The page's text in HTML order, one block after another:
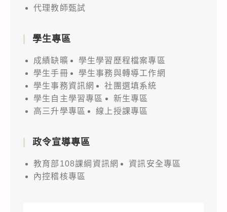
代理教師甄試
學生專區
成績缺曠
學生學習歷程檔案專區
學生手冊
學生事務與轉導工作網
學生事務資訊網
社團選填系統
學生自主學習專區
新生專區
高三升學專區
線上授課專區
政令宣導專區
教育部108課綱資訊網
資訊安全專區
內控稽核專區